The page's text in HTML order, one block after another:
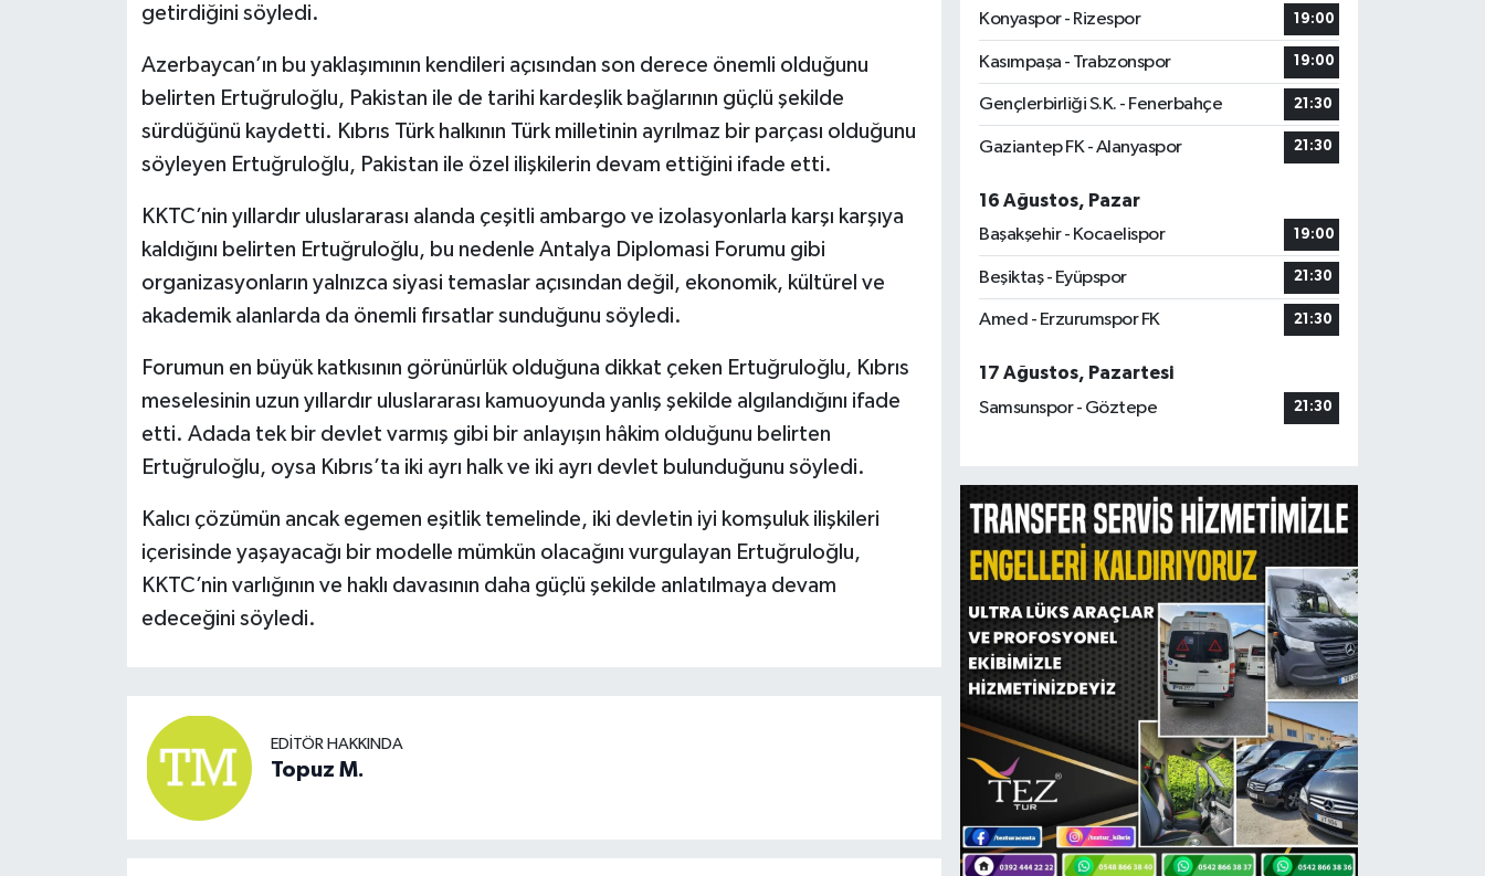
getirdiğini söyledi.
Azerbaycan’ın bu yaklaşımının kendileri açısından son derece önemli olduğunu
belirten Ertuğruloğlu, Pakistan ile de tarihi kardeşlik bağlarının güçlü şekilde
sürdüğünü kaydetti. Kıbrıs Türk halkının Türk milletinin ayrılmaz bir parçası olduğunu
söyleyen Ertuğruloğlu, Pakistan ile özel ilişkilerin devam ettiğini ifade etti.
KKTC’nin yıllardır uluslararası alanda çeşitli ambargo ve izolasyonlarla karşı karşıya
kaldığını belirten Ertuğruloğlu, bu nedenle Antalya Diplomasi Forumu gibi
organizasyonların yalnızca siyasi temaslar açısından değil, ekonomik, kültürel ve
akademik alanlarda da önemli fırsatlar sunduğunu söyledi.
Forumun en büyük katkısının görünürlük olduğuna dikkat çeken Ertuğruloğlu, Kıbrıs
meselesinin uzun yıllardır uluslararası kamuoyunda yanlış şekilde algılandığını ifade
etti. Adada tek bir devlet varmış gibi bir anlayışın hâkim olduğunu belirten
Ertuğruloğlu, oysa Kıbrıs’ta iki ayrı halk ve iki ayrı devlet bulunduğunu söyledi.
Kalıcı çözümün ancak egemen eşitlik temelinde, iki devletin iyi komşuluk ilişkileri
içerisinde yaşayacağı bir modelle mümkün olacağını vurgulayan Ertuğruloğlu,
KKTC’nin varlığının ve haklı davasının daha güçlü şekilde anlatılmaya devam
edeceğini söyledi.
EDITÖR HAKKINDA
Topuz M.
Konyaspor - Rizespor
19:00
Kasımpaşa - Trabzonspor 19:00
Gençlerbirliği S.K. - Fenerbahçe 21:30
Gaziantep FK - Alanyaspor 21:30
16 Ağustos, Pazar
Başakşehir - Kocaelispor
19:00
Beşiktaş - Eyüpspor 21:30
Amed - Erzurumspor FK 21:30
17 Ağustos, Pazartesi
Samsunspor - Göztepe
21:30